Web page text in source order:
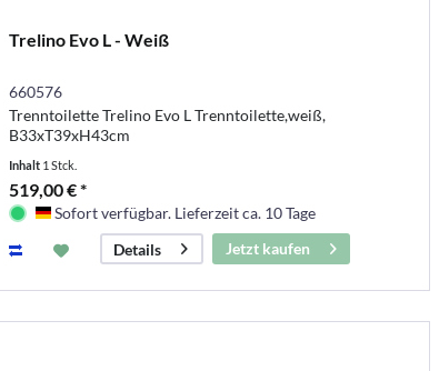
Trelino Evo L - Weiß
660576
Trenntoilette Trelino Evo L Trenntoilette,weiß,
B33xT39xH43cm
Inhalt 1 Stck.
519,00 € *
Deutschland
Sofort verfügbar. Lieferzeit ca. 10 Tage
Details
Jetzt kaufen